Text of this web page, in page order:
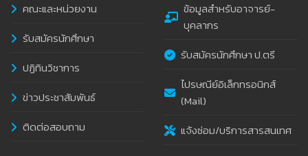
คณะและหน่วยงาน
รับสมัครนักศึกษา
ปฏิทินวิชาการ
ข่าวประชาสัมพันธ์
ติดต่อสอบถาม
ข้อมูลสำหรับอาจารย์-
บุคลากร
รับสมัครนักศึกษา ป.ตรี
ไปรษณีย์อิเล็กทรอนิกส์
(Mail)
แจ้งซ่อม/บริการสารสนเทศ